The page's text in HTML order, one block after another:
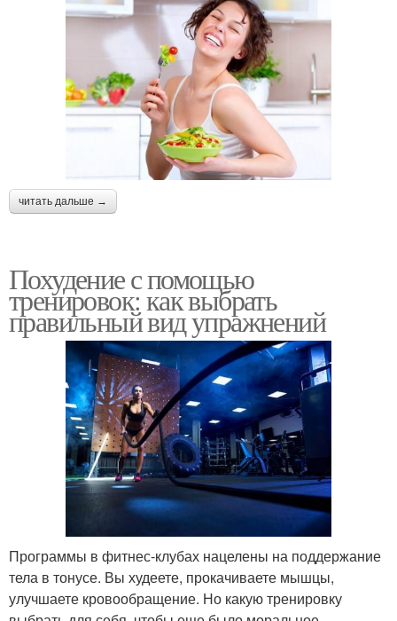
читать дальше →
Похудение с помощью
тренировок: как выбрать
правильный вид упражнений
Программы в фитнес-клубах нацелены на поддержание
тела в тонусе. Вы худеете, прокачиваете мышцы,
улучшаете кровообращение. Но какую тренировку